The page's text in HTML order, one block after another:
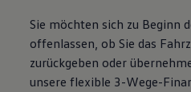
Sie möchten sich zu Beginn
offenlassen, ob Sie das
zurückgeben oder
unsere flexible 3-Wege-